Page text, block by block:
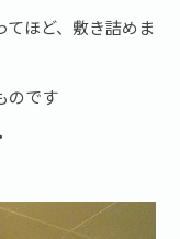
てほど、敷き詰めま
のです